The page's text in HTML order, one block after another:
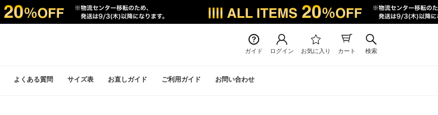
ガイド ログイン お気に入り カート 検索
よくある質問 サイズ表 お直しガイド ご利用ガイド お問い合わせ